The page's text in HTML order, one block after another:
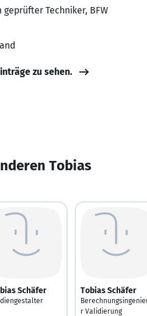
Techniker, BFW
zu sehen.
Tobias
Schäfer Tobias Schäfer
r Validierung